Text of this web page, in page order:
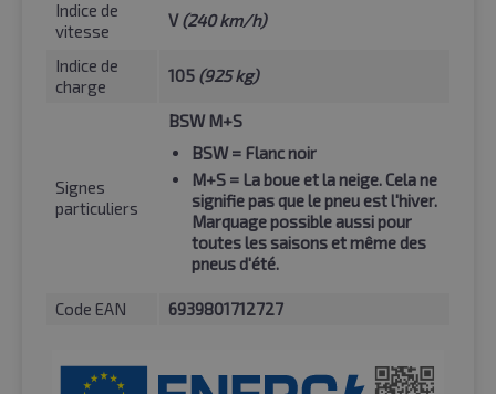
Indice de
vitesse
V(240 km/h)
Indice de
charge
105 (925 kg)
Signes
particuliers
BSW M+S
BSW = Flanc noir
M+S = La boue et la neige. Cela ne
signifie pas que le pneu est l'hiver.
Marquage possible aussi pour
toutes les saisons et même des
pneus d'été.
Code EAN 6939801712727